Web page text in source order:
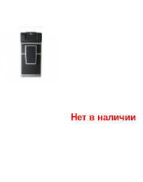
Нет в наличии